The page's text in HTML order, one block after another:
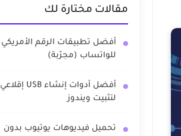
مقالات مختارة لك
أفضل تطبيقات الرقم الأمريكي
للواتساب (مجرّبة)
أفضل أدوات إنشاء USB إقلاعي
لتثبيت ويندوز
تحميل فيديوهات يوتيوب بدون